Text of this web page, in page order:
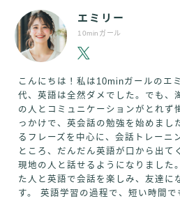
エミリー
10minガール
こんにちは！私は10minガールのエ
代、英語は全然ダメでした。でも、
の人とコミュニケーションがとれず
っかけで、英会話の勉強を始めまし
るフレーズを中心に、会話トレーニ
ところ、だんだん英語が口から出て
現地の人と話せるようになりました
た人と英語で会話を楽しみ、友達に
す。 英語学習の過程で、短い時間